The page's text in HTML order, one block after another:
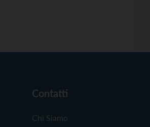
Contatti
Chi Siamo